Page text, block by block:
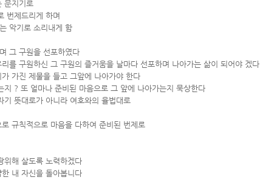
문지기로
번제드리게 하며
악기로 소리내게 함
그 구원을 선포하였다
를 구원하신 그 구원의 즐거움을 날마다 선포하며 나아가는 삶이 되어야 겠다
가진 제물을 들고 그앞에 나아가야 한다
? 또 얼마나 준비된 마음으로 그 앞에 나아가는지 묵상한다
뜻대로가 아니라 여호와의 율법대로
규칙적으로 마음을 다하여 준비된 번제로
위해 살도록 노력하겠다
내 자신을 돌아봅니다